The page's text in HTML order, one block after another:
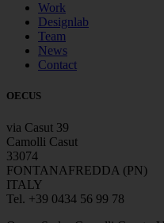
Work
Designlab
Team
News
Contact
OECUS
via Casut 39
Camolli Casut
33074
FONTANAFREDDA (PN)
ITALY
Tel. +39 0434 56 99 78